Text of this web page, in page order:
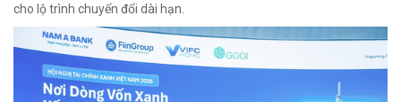
cho lộ trình chuyển đổi dài hạn.